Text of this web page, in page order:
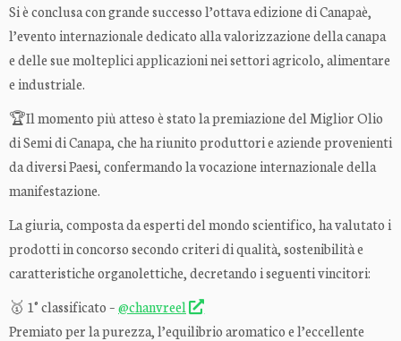
Si è conclusa con grande successo l’ottava edizione di Canapaè,
l’evento internazionale dedicato alla valorizzazione della canapa
e delle sue molteplici applicazioni nei settori agricolo, alimentare
e industriale.
🏆Il momento più atteso è stato la premiazione del Miglior Olio
di Semi di Canapa, che ha riunito produttori e aziende provenienti
da diversi Paesi, confermando la vocazione internazionale della
manifestazione.
La giuria, composta da esperti del mondo scientifico, ha valutato i
prodotti in concorso secondo criteri di qualità, sostenibilità e
caratteristiche organolettiche, decretando i seguenti vincitori:
🥇 1° classificato –@chanvreel
Premiato per la purezza, l’equilibrio aromatico e l’eccellente